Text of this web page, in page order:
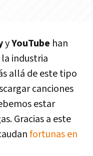
yYouTube han
industria
allá de este tipo
canciones
estar
Gracias a este
fortunas en